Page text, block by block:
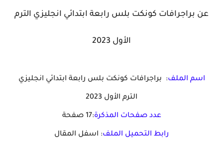
عن براجرافات كونكت بلس رابعة ابتدائي انجليزي الترم
الأول 2023
اسم الملف: براجرافات كونكت بلس رابعة ابتدائي انجليزي
الترم الأول 2023
عدد صفحات المذكرة:17 صفحة
رابط التحميل الملف: اسفل المقال